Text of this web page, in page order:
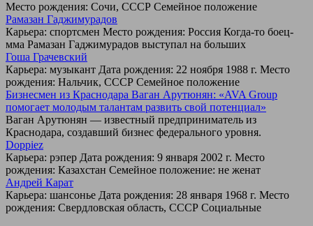
Место рождения: Сочи, СССР Семейное положение
Рамазан Гаджимурадов
Карьера: спортсмен Место рождения: Россия Когда-то боец-
мма Рамазан Гаджимурадов выступал на больших
Гоша Грачевский
Карьера: музыкант Дата рождения: 22 ноября 1988 г. Место
рождения: Нальчик, СССР Семейное положение
Бизнесмен из Краснодара Ваган Арутюнян: «AVA Group
помогает молодым талантам развить свой потенциал»
Ваган Арутюнян — известный предприниматель из
Краснодара, создавший бизнес федерального уровня.
Doppiez
Карьера: рэпер Дата рождения: 9 января 2002 г. Место
рождения: Казахстан Семейное положение: не женат
Андрей Карат
Карьера: шансонье Дата рождения: 28 января 1968 г. Место
рождения: Свердловская область, СССР Социальные